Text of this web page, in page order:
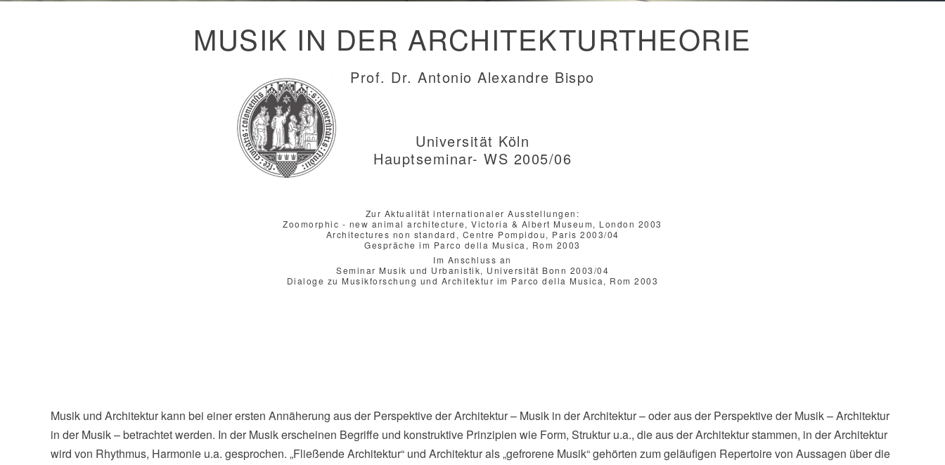
MUSIK IN DER ARCHITEKTURTHEORIE
Prof. Dr. Antonio Alexandre Bispo
Universität Köln
Hauptseminar- WS 2005/06
Zur Aktualität internationaler Ausstellungen:
Zoomorphic - new animal architecture, Victoria & Albert Museum, London 2003
Architectures non standard, Centre Pompidou, Paris 2003/04
Gespräche im Parco della Musica, Rom 2003
Im Anschluss an
Seminar Musik und Urbanistik, Universität Bonn 2003/04
Dialoge zu Musikforschung und Architektur im Parco della Musica, Rom 2003
Musik und Architektur kann bei einer ersten Annäherung aus der Perspektive der Architektur – Musik in der Architektur – oder aus der Perspektive der Musik – Architektur
in der Musik – betrachtet werden. In der Musik erscheinen Begriffe und konstruktive Prinzipien wie Form, Struktur u.a., die aus der Architektur stammen, in der Architektur
wird von Rhythmus, Harmonie u.a. gesprochen. „Fließende Architektur“ und Architektur als „gefrorene Musik“ gehörten zum geläufigen Repertoire von Aussagen über die